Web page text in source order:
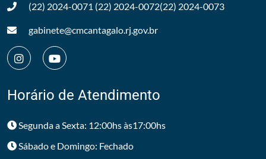
(22) 2024-0071 (22) 2024-0072(22) 2024-0073
gabinete@cmcantagalo.rj.gov.br
Horário de Atendimento
Segunda a Sexta: 12:00hs às17:00hs
Sábado e Domingo: Fechado